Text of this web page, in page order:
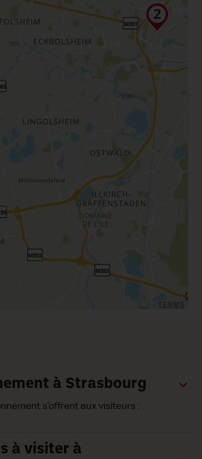
à Strasbourg
s’offrent aux visiteurs :
à visiter à